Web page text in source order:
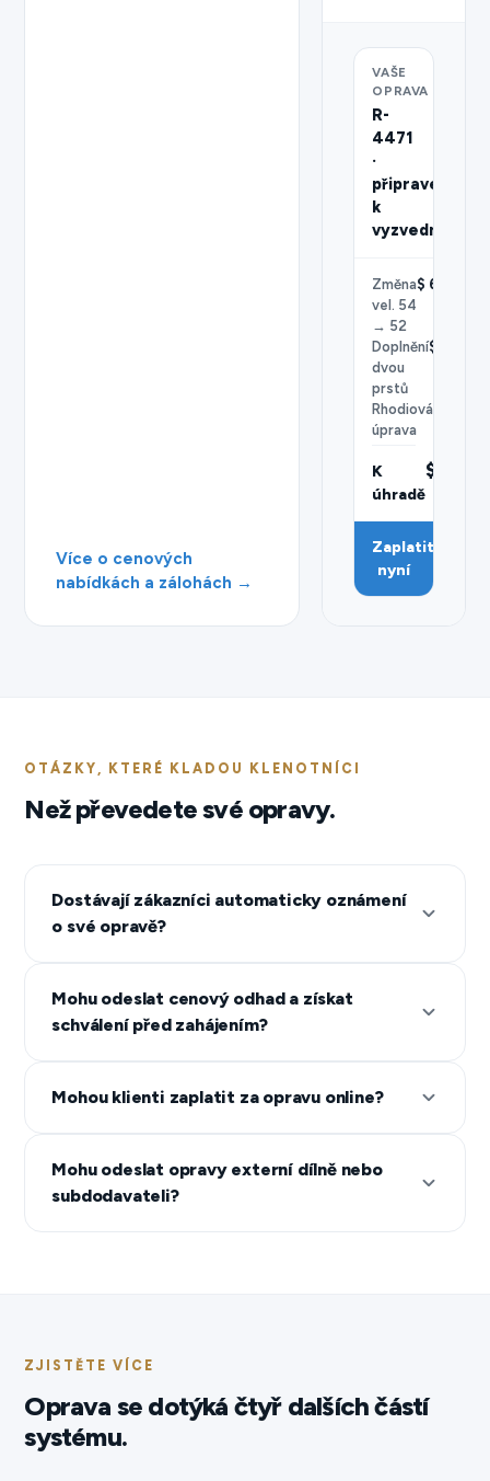
Více o cenových
nabídkách a zálohách →
VAŠE
OPRAVA
R-
4471
·
připraveno
k
vyzvednutí
Změna
vel. 54
→ 52
$ 65.00
Doplnění
dvou
prstů
$ 55.00
Rhodiová
úprava
K
úhradě
$
Zaplatit
nyní
OTÁZKY, KTERÉ KLADOU KLENOTNÍCI
Než převedete své opravy.
Dostávají zákazníci automaticky oznámení
o své opravě?
Mohu odeslat cenový odhad a získat
schválení před zahájením?
Mohou klienti zaplatit za opravu online?
Mohu odeslat opravy externí dílně nebo
subdodavateli?
ZJISTĚTE VÍCE
Oprava se dotýká čtyř dalších částí
systému.